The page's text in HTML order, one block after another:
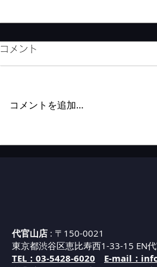
代官山新店舗までの道案内②
コメント
コメントを追加…
代官山店 : 〒150-0021
東京都渋谷区恵比寿西1-33-15 EN
TEL：03-5428-6020 E-mail：